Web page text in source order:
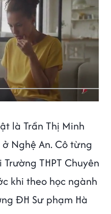
là Trần Thị Minh
Nghệ An. Cô từng
THPT Chuyên
khi theo học ngành
ĐH Sư phạm Hà